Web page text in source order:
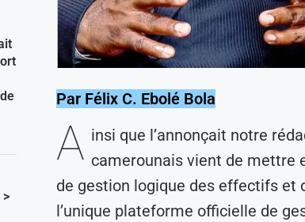
Par Félix C. Ebolé Bola
A insi que l’annonçait notre
camerounais vient de mettre
de gestion logique des effectifs et
l’unique plateforme officielle de